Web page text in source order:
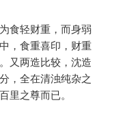
食轻财重，而身弱
，食重喜印，财重
又两造比较，沈造
，全在清浊纯杂之
里之尊而已。